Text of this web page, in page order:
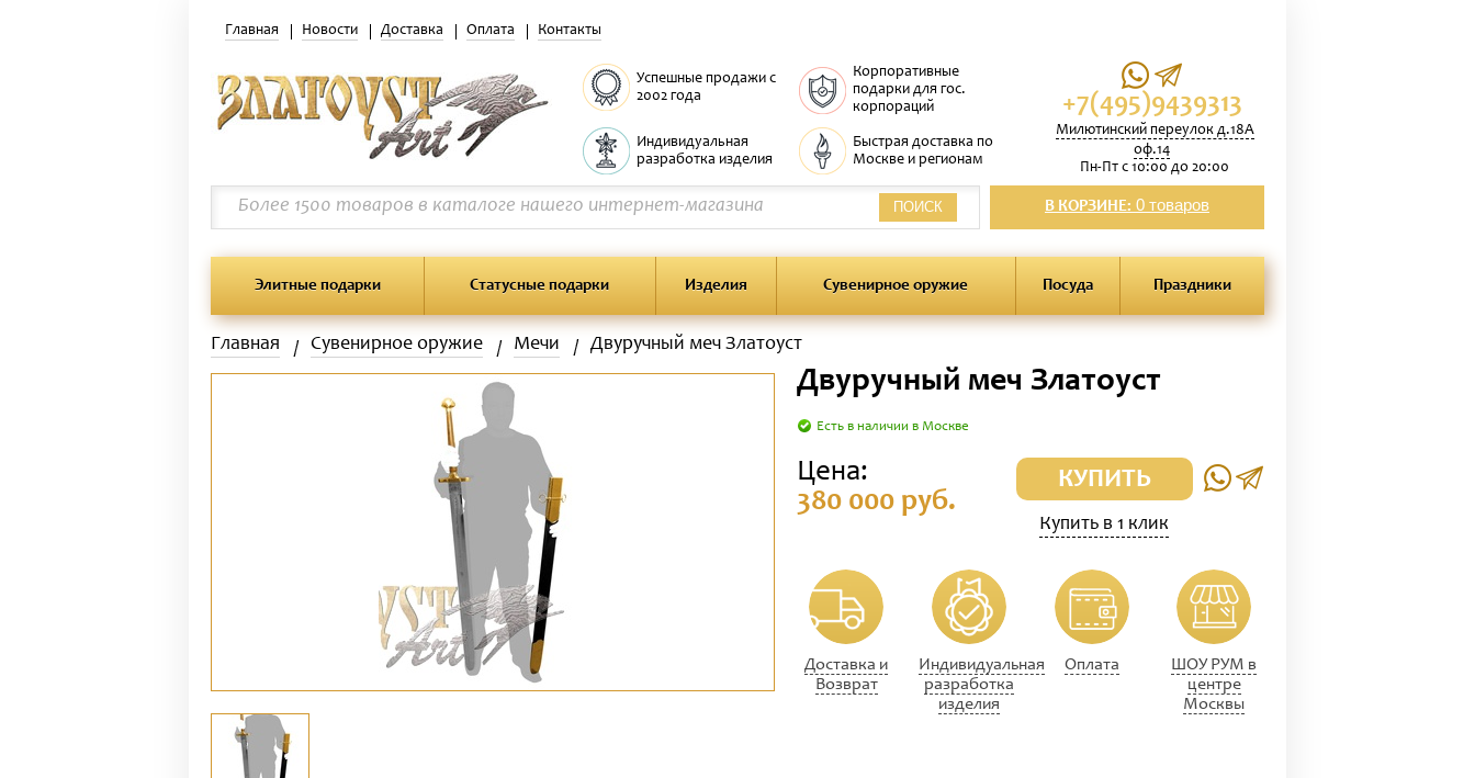
Главная Новости Доставка Оплата Контакты
+7(495)9439313
Милютинский переулок д.18А
оф.14
Пн-Пт с 10:00 до 20:00
Успешные продажи с
2002 года
Корпоративные
подарки для гос.
корпораций
Индивидуальная
разработка изделия
Быстрая доставка по
Москве и регионам
В КОРЗИНЕ: 0 товаров
ПОИСК
Элитные подарки Статусные подарки Изделия Сувенирное оружие Посуда Праздники
Главная Сувенирное оружие Мечи Двуручный меч Златоуст
Двуручный меч Златоуст
Есть в наличии в Москве
Цена:
380 000 руб.
КУПИТЬ
Купить в 1 клик
Доставка и
Возврат
Индивидуальная
разработка
изделия
Оплата
ШОУ РУМ в
центре
Москвы